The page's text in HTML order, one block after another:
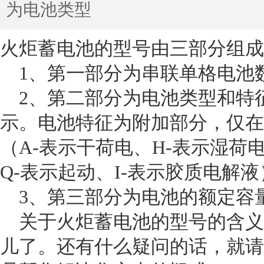
为电池类型
火炬蓄电池的型号由三部分组
1、第一部分为串联单格电池
2、第二部分为电池类型和特
示。电池特征为附加部分，仅
（A-表示干荷电、H-表示湿荷
Q-表示起动、I-表示胶质电解液
3、第三部分为电池的额定容
关于火炬蓄电池的型号的含
儿了。还有什么疑问的话，就